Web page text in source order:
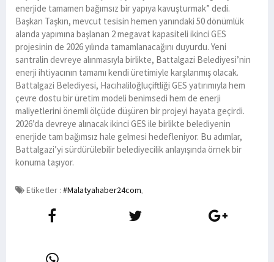
enerjide tamamen bağımsız bir yapıya kavuşturmak” dedi.
Başkan Taşkın, mevcut tesisin hemen yanındaki 50 dönümlük
alanda yapımına başlanan 2 megavat kapasiteli ikinci GES
projesinin de 2026 yılında tamamlanacağını duyurdu. Yeni
santralin devreye alınmasıyla birlikte, Battalgazi Belediyesi’nin
enerji ihtiyacının tamamı kendi üretimiyle karşılanmış olacak.
Battalgazi Belediyesi, Hacıhaliloğluçiftliği GES yatırımıyla hem
çevre dostu bir üretim modeli benimsedi hem de enerji
maliyetlerini önemli ölçüde düşüren bir projeyi hayata geçirdi.
2026’da devreye alınacak ikinci GES ile birlikte belediyenin
enerjide tam bağımsız hale gelmesi hedefleniyor. Bu adımlar,
Battalgazi’yi sürdürülebilir belediyecilik anlayışında örnek bir
konuma taşıyor.
Etiketler : #Malatyahaber24com,